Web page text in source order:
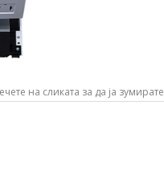
на сликата за да ја зумирате